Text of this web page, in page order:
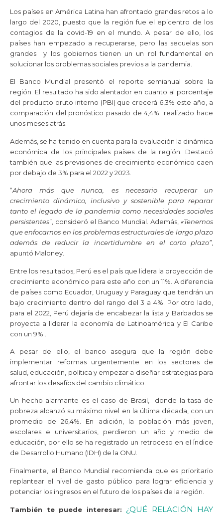
Los países en América Latina han afrontado grandes retos a lo
largo del 2020, puesto que la región fue el epicentro de los
contagios de la covid-19 en el mundo. A pesar de ello, los
países han empezado a recuperarse, pero las secuelas son
grandes y los gobiernos tienen un un rol fundamental en
solucionar los problemas sociales previos a la pandemia.
El Banco Mundial presentó el reporte semianual sobre la
región. El resultado ha sido alentador en cuanto al porcentaje
del producto bruto interno (PBI) que crecerá 6,3% este año, a
comparación del pronóstico pasado de 4,4% realizado hace
unos meses atrás.
Además, se ha tenido en cuenta para la evaluación la dinámica
económica de los principales países de la región. Destacó
también que las previsiones de crecimiento económico caen
por debajo de 3% para el 2022 y 2023.
“Ahora más que nunca, es necesario recuperar un
crecimiento dinámico, inclusivo y sostenible para reparar
tanto el legado de la pandemia como necesidades sociales
persistentes”, consideró el Banco Mundial. Además, «Tenemos
que enfocarnos en los problemas estructurales de largo plazo
además de reducir la incertidumbre en el corto plazo”,
apuntó Maloney.
Entre los resultados, Perú es el país que lidera la proyección de
crecimiento económico para este año con un 11%. A diferencia
de países como Ecuador, Uruguay y Paraguay que tendrán un
bajo crecimiento dentro del rango del 3 a 4%. Por otro lado,
para el 2022, Perú dejaría de encabezar la lista y Barbados se
proyecta a liderar la economía de Latinoamérica y El Caribe
con un 9% .
A pesar de ello, el banco asegura que la región debe
implementar reformas urgentemente en los sectores de
salud, educación, política y empezar a diseñar estrategias para
afrontar los desafíos del cambio climático.
Un hecho alarmante es el caso de Brasil, donde la tasa de
pobreza alcanzó su máximo nivel en la última década, con un
promedio de 26,4%. En adición, la población más joven,
escolares e universitarios, perdieron un año y medio de
educación, por ello se ha registrado un retroceso en el Índice
de Desarrollo Humano (IDH) de la ONU.
Finalmente, el Banco Mundial recomienda que es prioritario
replantear el nivel de gasto público para lograr eficiencia y
potenciar los ingresos en el futuro de los países de la región.
También te puede interesar: ¿QUÉ RELACIÓN HAY